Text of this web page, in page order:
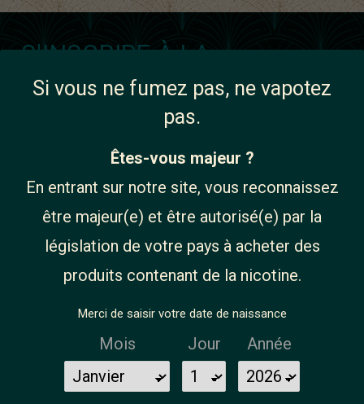
S'INSCRIRE À LA
NEWSLETTER
Vous pouvez vous désinscrire à tout moment. Vous
trouverez pour cela nos informations de contact dans
les conditions d'utilisation du site.
J'accepte les termes et conditions ainsi que la
politique de confidentialité
INFORMATIONS
NOS
Si vous ne fumez pas, ne vapotez
pas.
Êtes-vous majeur ?
En entrant sur notre site, vous reconnaissez
être majeur(e) et être autorisé(e) par la
législation de votre pays à acheter des
produits contenant de la nicotine.
Merci de saisir votre date de naissance
Mois Jour Année